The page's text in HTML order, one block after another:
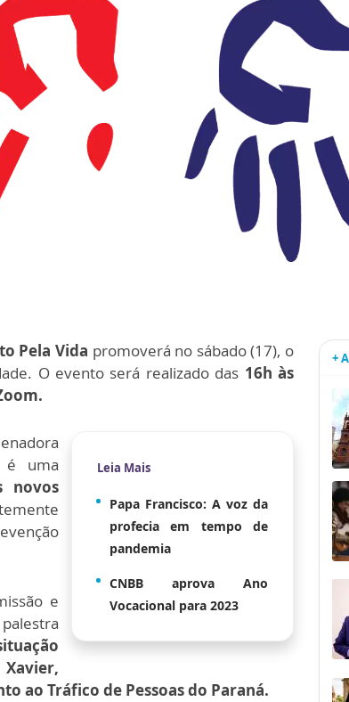
Pela Vida promoverá no sábado (17), o
O evento será realizado das 16h às
Leia Mais
Papa Francisco: A voz da
profecia em tempo de
pandemia
CNBB aprova Ano
Vocacional para 2023
é uma
novos
e
ao Tráfico de Pessoas do Paraná.
+